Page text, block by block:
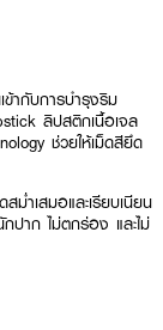
ากับการบำรุงริม
ลิปสติกเนื้อเจล
ช่วยให้เม็ดสียึด
ำเสมอและเรียบเนียน
ปาก ไม่ตกร่อง และไม่
มล็ดคำฝอย